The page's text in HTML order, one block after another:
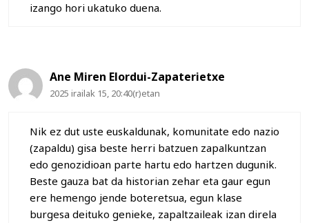
izango hori ukatuko duena.
Ane Miren Elordui-Zapaterietxe
2025 irailak 15, 20:40(r)etan
Nik ez dut uste euskaldunak, komunitate edo nazio
(zapaldu) gisa beste herri batzuen zapalkuntzan
edo genozidioan parte hartu edo hartzen dugunik.
Beste gauza bat da historian zehar eta gaur egun
ere hemengo jende boteretsua, egun klase
burgesa deituko genieke, zapaltzaileak izan direla